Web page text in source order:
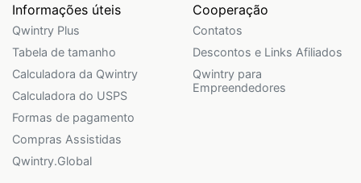
Informações úteis
Qwintry Plus
Tabela de tamanho
Calculadora da Qwintry
Calculadora do USPS
Formas de pagamento
Compras Assistidas
Qwintry.Global
Cooperação
Contatos
Descontos e Links Afiliados
Qwintry para
Empreendedores